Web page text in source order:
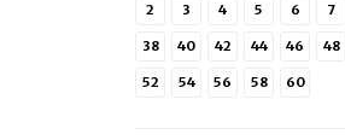
2 3 4 5 6 7
38 40 42 44 46 48
52 54 56 58 60